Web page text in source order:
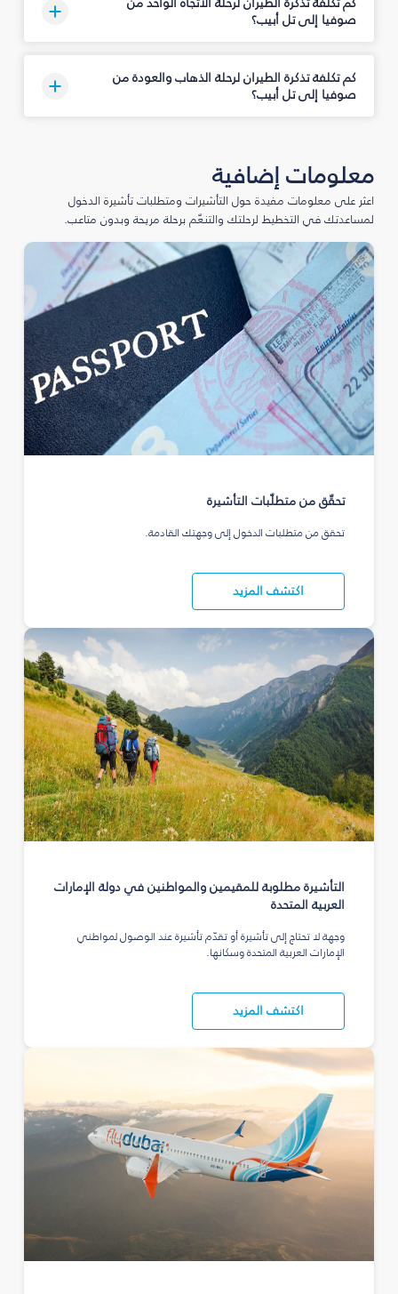
صوفيا إلى تل أبيب؟
كم تكلفة تذكرة الطيران لرحلة الذهاب والعودة من
صوفيا إلى تل أبيب؟
معلومات إضافية
اعثر على معلومات مفيدة حول التأشيرات ومتطلبات تأشيرة الدخول
لمساعدتك في التخطيط لرحلتك والتنعّم برحلة مريحة وبدون متاعب.
تحقّق من متطلّبات التأشيرة
تحقق من متطلبات الدخول إلى وجهتك القادمة.
اكتشف المزيد
التأشيرة مطلوبة للمقيمين والمواطنين في دولة الإمارات
العربية المتحدة
وجهة لا تحتاج إلى تأشيرة أو تقدّم تأشيرة عند الوصول لمواطني
الإمارات العربية المتحدة وسكانها.
اكتشف المزيد